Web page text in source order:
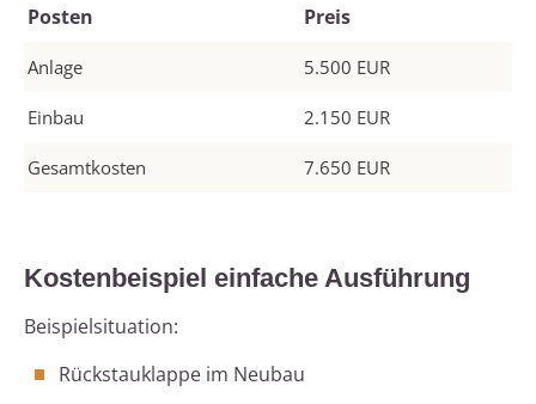
Posten Preis
Anlage 5.500 EUR
Einbau 2.150 EUR
Gesamtkosten 7.650 EUR
Kostenbeispiel einfache Ausführung
Beispielsituation:
Rückstauklappe im Neubau